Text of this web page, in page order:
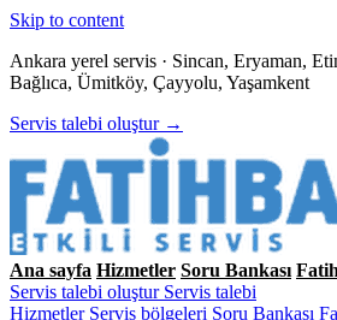
Skip to content
Ankara yerel servis · Sincan, Eryaman,
Bağlıca, Ümitköy, Çayyolu, Yaşamkent
Servis talebi oluştur →
Ana sayfa Hizmetler Soru Bankası
Servis talebi oluştur Servis talebi
Hizmetler Servis bölgeleri Soru Bankası